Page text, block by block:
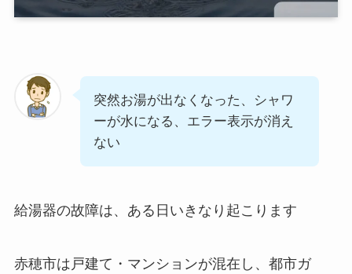
突然お湯が出なくなった、シャワ
ーが水になる、エラー表示が消え
ない
給湯器の故障は、ある日いきなり起こります
赤穂市は戸建て・マンションが混在し、都市ガ